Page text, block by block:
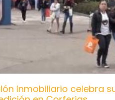
Inmobiliario celebra